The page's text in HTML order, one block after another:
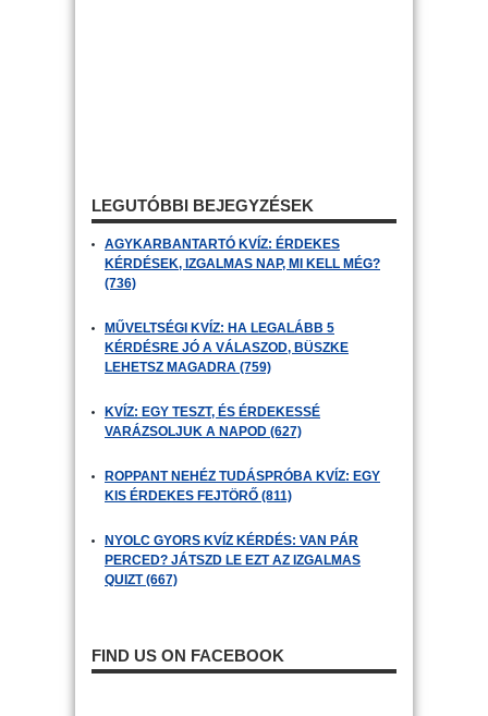
LEGUTÓBBI BEJEGYZÉSEK
AGYKARBANTARTÓ KVÍZ: ÉRDEKES
KÉRDÉSEK, IZGALMAS NAP, MI KELL MÉG?
(736)
MŰVELTSÉGI KVÍZ: HA LEGALÁBB 5
KÉRDÉSRE JÓ A VÁLASZOD, BÜSZKE
LEHETSZ MAGADRA (759)
KVÍZ: EGY TESZT, ÉS ÉRDEKESSÉ
VARÁZSOLJUK A NAPOD (627)
ROPPANT NEHÉZ TUDÁSPRÓBA KVÍZ: EGY
KIS ÉRDEKES FEJTÖRŐ (811)
NYOLC GYORS KVÍZ KÉRDÉS: VAN PÁR
PERCED? JÁTSZD LE EZT AZ IZGALMAS
QUIZT (667)
FIND US ON FACEBOOK